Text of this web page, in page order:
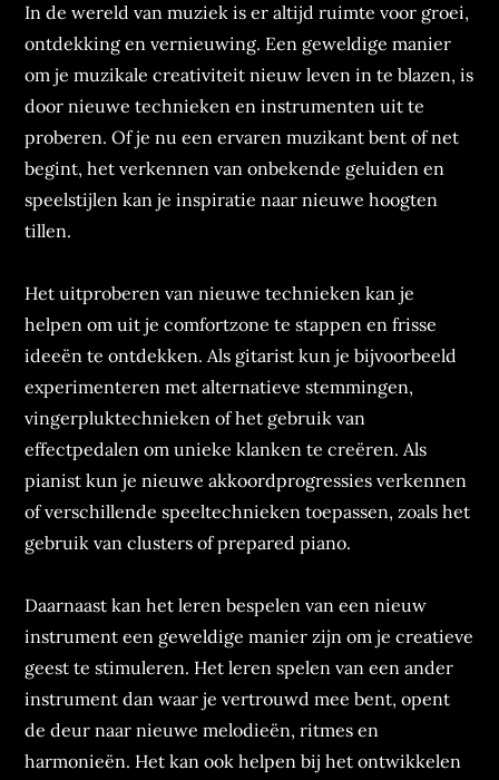
In de wereld van muziek is er altijd ruimte voor groei,
ontdekking en vernieuwing. Een geweldige manier
om je muzikale creativiteit nieuw leven in te blazen, is
door nieuwe technieken en instrumenten uit te
proberen. Of je nu een ervaren muzikant bent of net
begint, het verkennen van onbekende geluiden en
speelstijlen kan je inspiratie naar nieuwe hoogten
tillen.
Het uitproberen van nieuwe technieken kan je
helpen om uit je comfortzone te stappen en frisse
ideeën te ontdekken. Als gitarist kun je bijvoorbeeld
experimenteren met alternatieve stemmingen,
vingerpluktechnieken of het gebruik van
effectpedalen om unieke klanken te creëren. Als
pianist kun je nieuwe akkoordprogressies verkennen
of verschillende speeltechnieken toepassen, zoals het
gebruik van clusters of prepared piano.
Daarnaast kan het leren bespelen van een nieuw
instrument een geweldige manier zijn om je creatieve
geest te stimuleren. Het leren spelen van een ander
instrument dan waar je vertrouwd mee bent, opent
de deur naar nieuwe melodieën, ritmes en
harmonieën. Het kan ook helpen bij het ontwikkelen